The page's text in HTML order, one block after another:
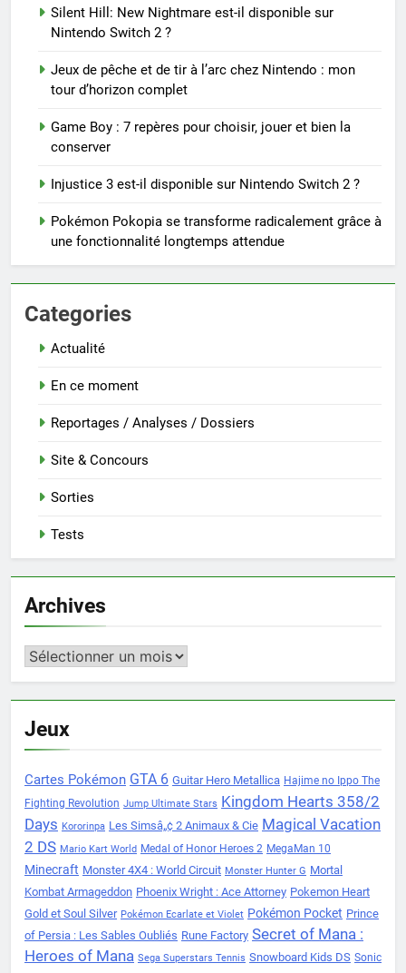
Silent Hill: New Nightmare est-il disponible sur
Nintendo Switch 2 ?
Jeux de pêche et de tir à l’arc chez Nintendo : mon
tour d’horizon complet
Game Boy : 7 repères pour choisir, jouer et bien la
conserver
Injustice 3 est-il disponible sur Nintendo Switch 2 ?
Pokémon Pokopia se transforme radicalement grâce à
une fonctionnalité longtemps attendue
Categories
Actualité
En ce moment
Reportages / Analyses / Dossiers
Site & Concours
Sorties
Tests
Archives
Archives
Jeux
Cartes Pokémon GTA 6 Guitar Hero Metallica Hajime no Ippo The
Fighting Revolution Jump Ultimate Stars Kingdom Hearts 358/2
Days Kororinpa Les Simsâ„¢ 2 Animaux & Cie Magical Vacation
2 DS Mario Kart World Medal of Honor Heroes 2 MegaMan 10
Minecraft Monster 4X4 : World Circuit Monster Hunter G Mortal
Kombat Armageddon Phoenix Wright : Ace Attorney Pokemon Heart
Gold et Soul Silver Pokémon Ecarlate et Violet Pokémon Pocket Prince
of Persia : Les Sables Oubliés Rune Factory Secret of Mana :
Heroes of Mana Sega Superstars Tennis Snowboard Kids DS Sonic